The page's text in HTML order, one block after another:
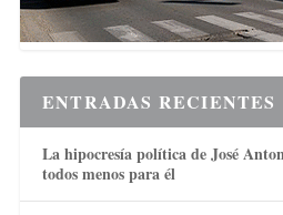
ENTRADAS RECIENTES
La hipocresía política de José
todos menos para él